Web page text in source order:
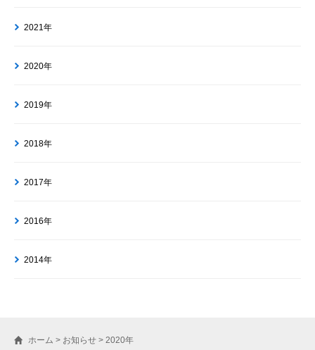
2021年
2020年
2019年
2018年
2017年
2016年
2014年
ホーム > お知らせ > 2020年